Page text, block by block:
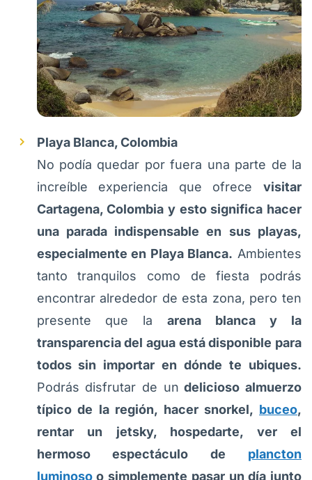
Playa Blanca, Colombia
No podía quedar por fuera una parte de la
increíble experiencia que ofrece visitar
Cartagena, Colombia y esto significa hacer
una parada indispensable en sus playas,
especialmente en Playa Blanca. Ambientes
tanto tranquilos como de fiesta podrás
encontrar alrededor de esta zona, pero ten
presente que laarena blanca y la
transparencia del agua está disponible para
todos sin importar en dónde te ubiques.
Podrás disfrutar de un delicioso almuerzo
típico de la región, hacer snorkel, buceo,
rentar un jetsky, hospedarte, ver el
hermoso espectáculo de plancton
luminosoo simplemente pasar un día junto